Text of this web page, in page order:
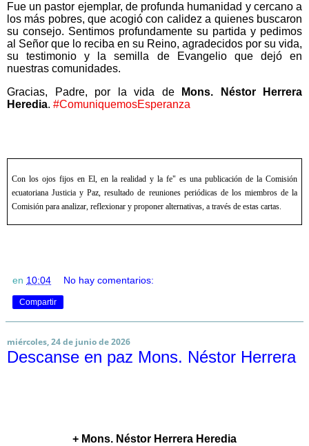
Fue un pastor ejemplar, de profunda humanidad y cercano a
los más pobres, que acogió con calidez a quienes buscaron
su consejo. Sentimos profundamente su partida y pedimos
al Señor que lo reciba en su Reino, agradecidos por su vida,
su testimonio y la semilla de Evangelio que dejó en
nuestras comunidades.
Gracias, Padre, por la vida de
Mons. Néstor Herrera
Heredia. #ComuniquemosEsperanza
Con los ojos fijos en El, en la realidad y la fe" es una publicación de la Comisión
ecuatoriana Justicia y Paz, resultado de reuniones periódicas de los miembros de la
Comisión para analizar, reflexionar y proponer alternativas, a través de estas cartas.
en 10:04 No hay comentarios:
Compartir
miércoles, 24 de junio de 2026
Descanse en paz Mons. Néstor Herrera
+ Mons. Néstor Herrera Heredia